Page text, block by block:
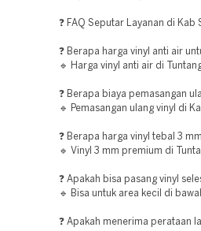
❓ FAQ Seputar Layanan di Kab
❓ Berapa harga vinyl anti air
🔹 Harga vinyl anti air di
❓ Berapa biaya pemasangan
🔹 Pemasangan ulang vinyl di
❓ Berapa harga vinyl tebal 3
🔹 Vinyl 3 mm premium di
❓ Apakah bisa pasang vinyl
🔹 Bisa untuk area kecil di
❓ Apakah menerima perataan